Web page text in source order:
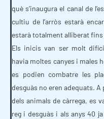
què s’inaugura el canal de
cultiu de l’arròs estarà
estarà totalment alliberat fins
Els inicis van ser molt
havia moltes canyes i males
es podien combatre les
desguàs no eren adequats. A
dels animals de càrrega, es
reg i desguàs i als anys 40